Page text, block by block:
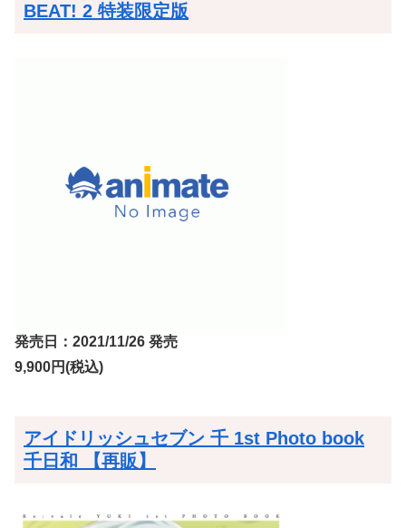
BEAT! 2 特装限定版
発売日：2021/11/26 発売
9,900円(税込)
アイドリッシュセブン 千 1st Photo book
千日和 【再販】